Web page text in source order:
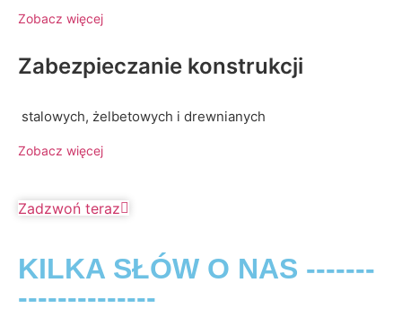
Zobacz więcej
Zabezpieczanie konstrukcji
stalowych, żelbetowych i drewnianych
Zobacz więcej
Zadzwoń teraz
KILKA SŁÓW O NAS -------
--------------